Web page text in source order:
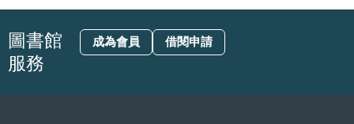
圖書館
服務
成為會員 借閱申請